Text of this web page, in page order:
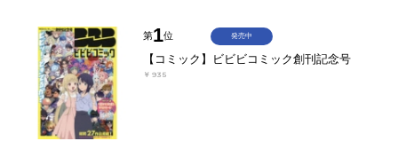
第1位
【コミック】ビビビコミック創刊記念号
￥935
発売中